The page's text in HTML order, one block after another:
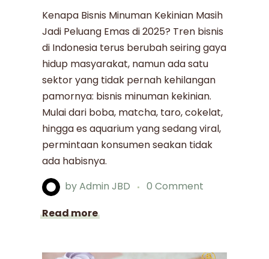
Kenapa Bisnis Minuman Kekinian Masih
Jadi Peluang Emas di 2025? Tren bisnis
di Indonesia terus berubah seiring gaya
hidup masyarakat, namun ada satu
sektor yang tidak pernah kehilangan
pamornya: bisnis minuman kekinian.
Mulai dari boba, matcha, taro, cokelat,
hingga es aquarium yang sedang viral,
permintaan konsumen seakan tidak
ada habisnya.
byAdmin JBD
0 Comment
Read more